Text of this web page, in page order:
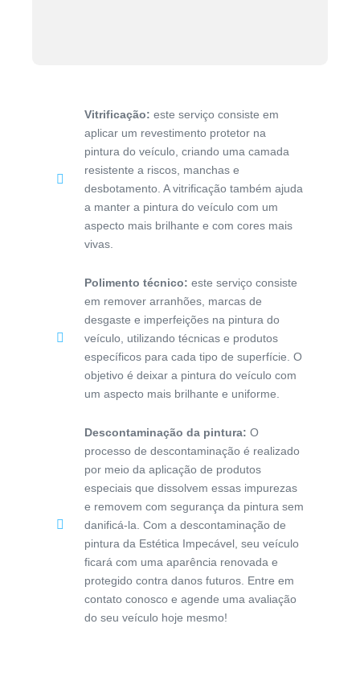
Vitrificação: este serviço consiste em
aplicar um revestimento protetor na
pintura do veículo, criando uma camada
resistente a riscos, manchas e
desbotamento. A vitrificação também ajuda
a manter a pintura do veículo com um
aspecto mais brilhante e com cores mais
vivas.
Polimento técnico: este serviço consiste
em remover arranhões, marcas de
desgaste e imperfeições na pintura do
veículo, utilizando técnicas e produtos
específicos para cada tipo de superfície. O
objetivo é deixar a pintura do veículo com
um aspecto mais brilhante e uniforme.
Descontaminação da pintura: O
processo de descontaminação é realizado
por meio da aplicação de produtos
especiais que dissolvem essas impurezas
e removem com segurança da pintura sem
danificá-la. Com a descontaminação de
pintura da Estética Impecável, seu veículo
ficará com uma aparência renovada e
protegido contra danos futuros. Entre em
contato conosco e agende uma avaliação
do seu veículo hoje mesmo!